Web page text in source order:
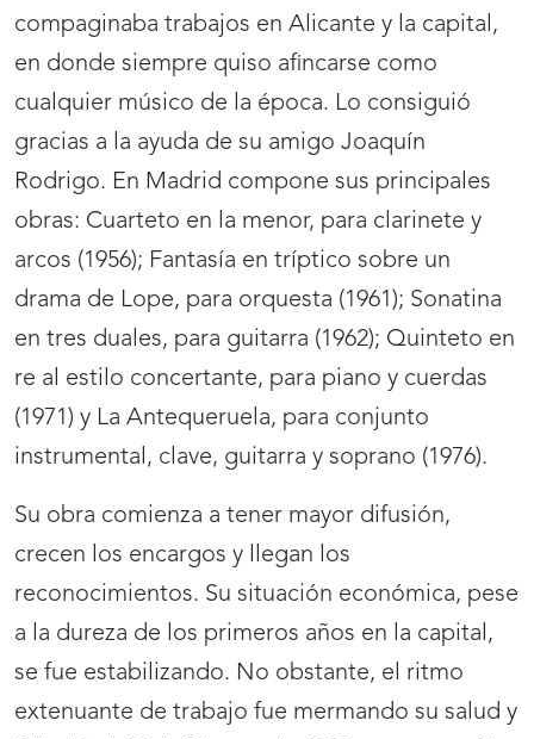
compaginaba trabajos en Alicante y la capital,
en donde siempre quiso afincarse como
cualquier músico de la época. Lo consiguió
gracias a la ayuda de su amigo Joaquín
Rodrigo. En Madrid compone sus principales
obras: Cuarteto en la menor, para clarinete y
arcos (1956); Fantasía en tríptico sobre un
drama de Lope, para orquesta (1961); Sonatina
en tres duales, para guitarra (1962); Quinteto en
re al estilo concertante, para piano y cuerdas
(1971) y La Antequeruela, para conjunto
instrumental, clave, guitarra y soprano (1976).
Su obra comienza a tener mayor difusión,
crecen los encargos y llegan los
reconocimientos. Su situación económica, pese
a la dureza de los primeros años en la capital,
se fue estabilizando. No obstante, el ritmo
extenuante de trabajo fue mermando su salud y